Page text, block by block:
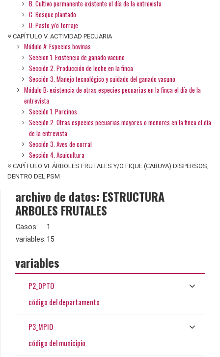
B. Cultivo permanente existente el día de la entrevista
C. Bosque plantado
D. Pasto y/o forraje
CAPÍTULO V. ACTIVIDAD PECUARIA
Módulo A: Especies bovinas
Seccion 1. Existencia de ganado vacuno
Sección 2. Producción de leche en la finca
Sección 3. Manejo tecnológico y cuidado del ganado vacuno
Módulo B: existencia de otras especies pecuarias en la finca el día de la
entrevista
Sección 1. Porcinos
Sección 2. Otras especies pecuarias mayores o menores en la finca el día
de la entrevista
Sección 3. Aves de corral
Sección 4. Acuicultura
CAPÍTULO VI. ÁRBOLES FRUTALES Y/O FIQUE (CABUYA) DISPERSOS,
DENTRO DEL PSM
archivo de datos: ESTRUCTURA
ARBOLES FRUTALES
Casos:
1
variables: 15
variables
P2_DPTO
código del departamento
P3_MPIO
código del municipio